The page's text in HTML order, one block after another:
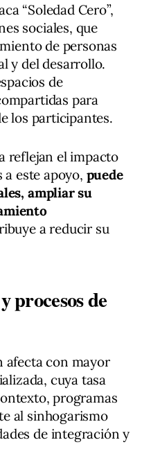
“Soledad Cero”,
sociales, que
de personas
y del desarrollo.
de
para
los participantes.
reflejan el impacto
este apoyo, puede
ampliar su
a reducir su
procesos de
afecta con mayor
cuya tasa
programas
al sinhogarismo
de integración y